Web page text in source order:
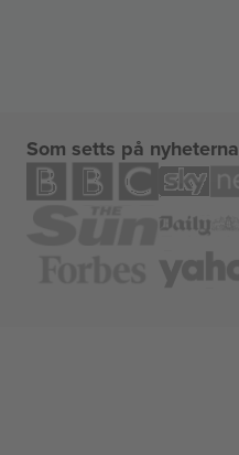
Som setts på nyheterna